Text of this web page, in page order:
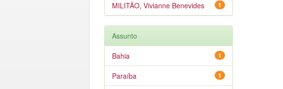
1
MILITÃO, Vivianne Benevides
Assunto
1
Bahia
1
Paraíba